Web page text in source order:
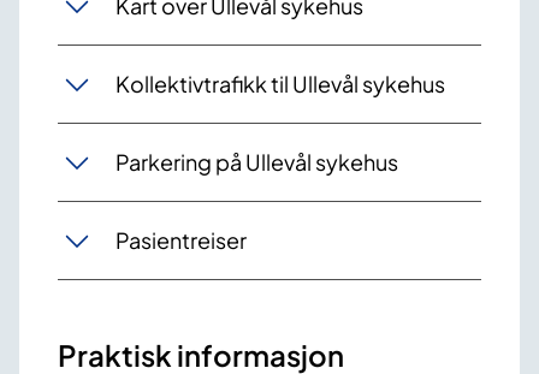
Kart over Ullevål sykehus
Kollektivtrafikk til Ullevål sykehus
Parkering på Ullevål sykehus
Pasientreiser
Praktisk informasjon